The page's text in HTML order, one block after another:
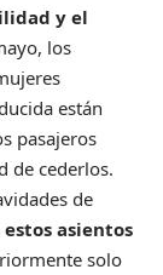
y el
los
están
pasajeros
de cederlos.
de
asientos
solo